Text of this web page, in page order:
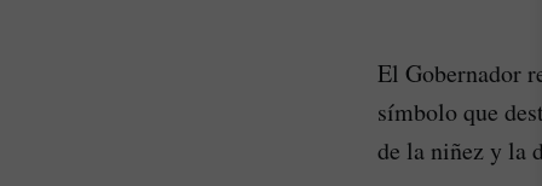
El Gobernador
símbolo que
de la niñez y la